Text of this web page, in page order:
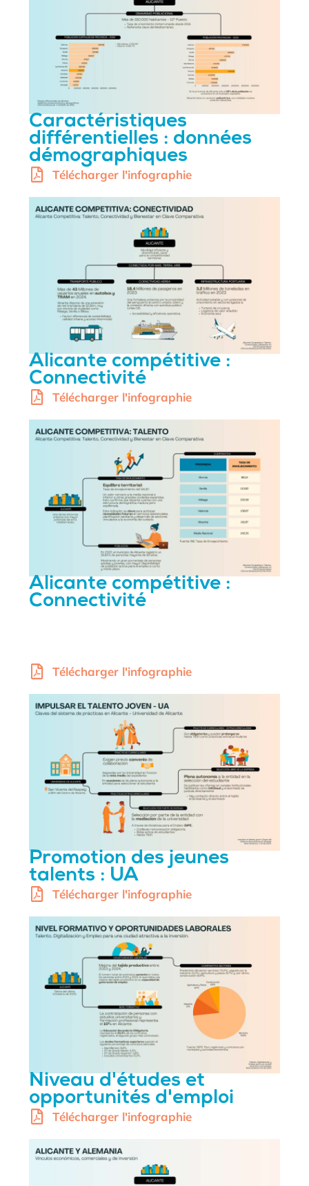
Caractéristiques
différentielles : données
démographiques
Télécharger l'infographie
Alicante compétitive :
Connectivité
Télécharger l'infographie
Alicante compétitive :
Connectivité
Télécharger l'infographie
Promotion des jeunes
talents : UA
Télécharger l'infographie
Niveau d'études et
opportunités d'emploi
Télécharger l'infographie